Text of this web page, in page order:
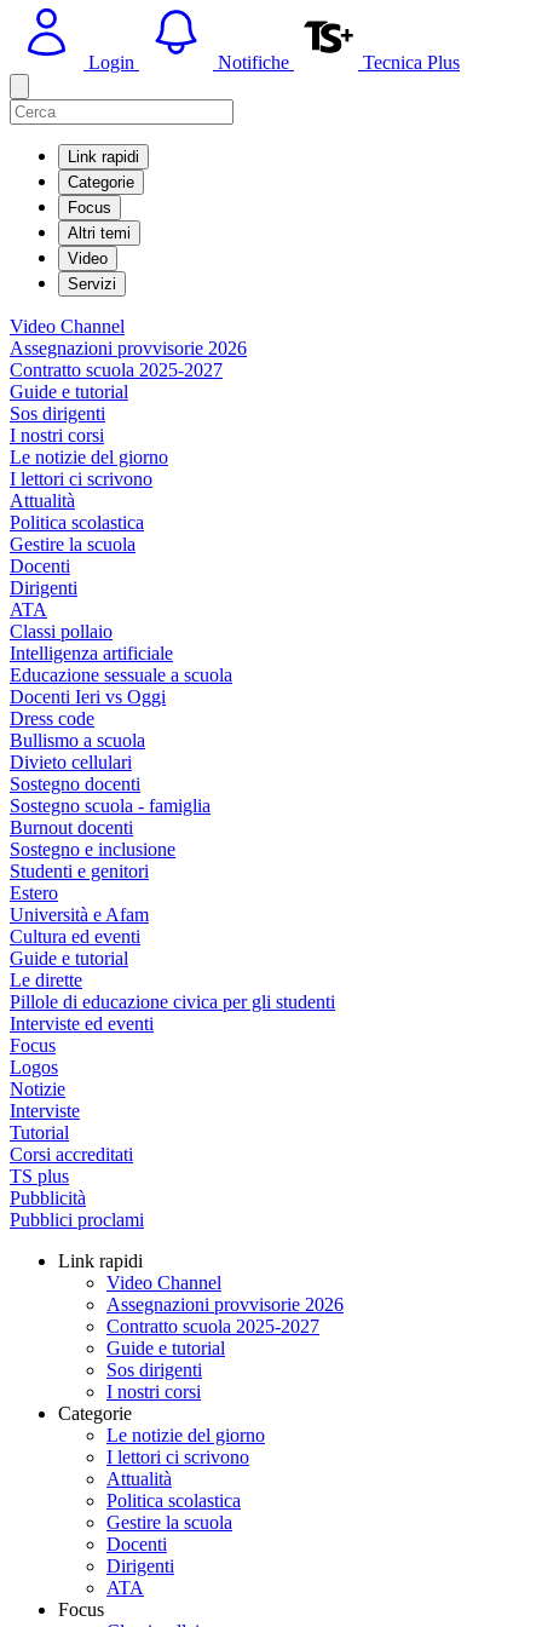
Login Notifiche Tecnica Plus
Link rapidi
Categorie
Focus
Altri temi
Video
Servizi
Video Channel
Assegnazioni provvisorie 2026
Contratto scuola 2025-2027
Guide e tutorial
Sos dirigenti
I nostri corsi
Le notizie del giorno
I lettori ci scrivono
Attualità
Politica scolastica
Gestire la scuola
Docenti
Dirigenti
ATA
Classi pollaio
Intelligenza artificiale
Educazione sessuale a scuola
Docenti Ieri vs Oggi
Dress code
Bullismo a scuola
Divieto cellulari
Sostegno docenti
Sostegno scuola - famiglia
Burnout docenti
Sostegno e inclusione
Studenti e genitori
Estero
Università e Afam
Cultura ed eventi
Guide e tutorial
Le dirette
Pillole di educazione civica per gli studenti
Interviste ed eventi
Focus
Logos
Notizie
Interviste
Tutorial
Corsi accreditati
TS plus
Pubblicità
Pubblici proclami
Link rapidi
Video Channel
Assegnazioni provvisorie 2026
Contratto scuola 2025-2027
Guide e tutorial
Sos dirigenti
I nostri corsi
Categorie
Le notizie del giorno
I lettori ci scrivono
Attualità
Politica scolastica
Gestire la scuola
Docenti
Dirigenti
ATA
Focus